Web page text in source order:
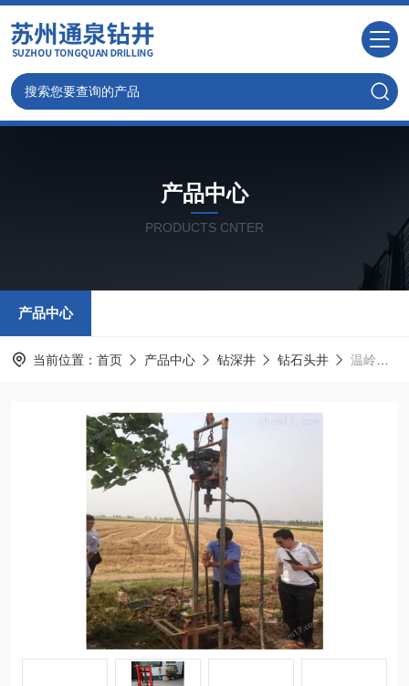
产品中心
PRODUCTS CNTER
产品中心
当前位置： 首页 产品中心 钻深井 钻石头井 温岭钻井/浙江通泉打岩石井视频